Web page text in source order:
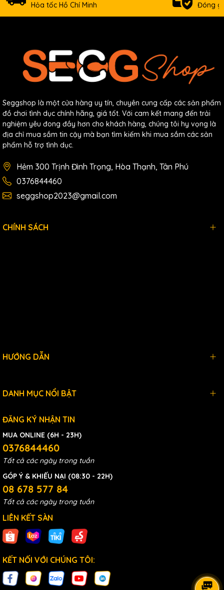
Hỏa tốc Hồ Chí Minh Đóng
Seggshop là một cửa hàng uy tín, chuyên cung cấp các sản phẩm
đồ chơi tình dục chính hãng, giá tốt. Với cam kết mang đến trải
nghiệm yêu đong đầy hơn cho khách hàng, chúng tôi hy vọng là
địa chỉ mua sắm tin cậy mà bạn tìm kiếm khi mua sắm các sản
phẩm hỗ trợ tình dục.
Hẻm 300 Trịnh Đình Trọng, Hòa Thạnh, Tân Phú
0376844460
seggshop2023@gmail.com
CHÍNH SÁCH
HƯỚNG DẪN
DANH MỤC NỔI BẬT
ĐĂNG KÝ NHẬN TIN
MUA ONLINE (6H - 23H)
0376844460
Tất cả các ngày trong tuần
GÓP Ý & KHIẾU NẠI (08:30 - 22H)
08 678 577 84
Tất cả các ngày trong tuần
LIÊN KẾT SÀN
KẾT NỐI VỚI CHÚNG TÔI: